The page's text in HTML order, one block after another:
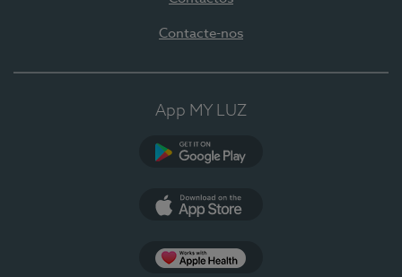
Contacte-nos
App MY LUZ